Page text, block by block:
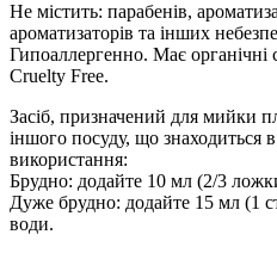
Не містить: парабенів,
ароматизаторів та інших
Гипоаллергенно. Має органічні
Cruelty Free.
Засіб, призначений для мийки
іншого посуду, що знаходиться
використання:
Брудно: додайте 10 мл (2/3
Дуже брудно: додайте 15 мл (1
води.